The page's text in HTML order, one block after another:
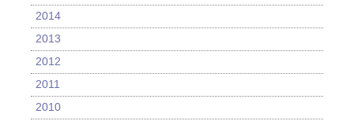
2014
2013
2012
2011
2010